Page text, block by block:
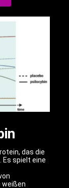
das die
Es spielt eine
weißen